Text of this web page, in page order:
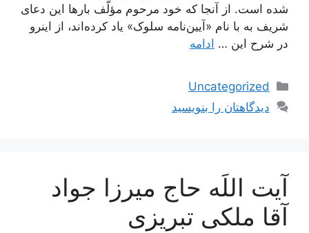
شده است. از آنجا که خود مرحوم مؤلّف بارها این دعای
شریف به با نام «آیین‌نامه سلوک» یاد کرده‌اند، از اینرو
در شرح این … ادامه
دسته‌ها
Uncategorized
دیدگاهتان را بنویسید
آیت اللَه حاج میرزا جواد
آقا ملکی تبریزی